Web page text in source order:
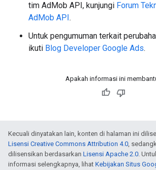
tim AdMob API, kunjungi Forum
AdMob API.
Untuk pengumuman terkait
ikuti Blog Developer Google Ads.
Apakah informasi ini
Kecuali dinyatakan lain, konten di halaman ini
Lisensi Creative Commons Attribution 4.0,
dilisensikan berdasarkan Lisensi Apache 2.0.
informasi selengkapnya, lihat Kebijakan Situs